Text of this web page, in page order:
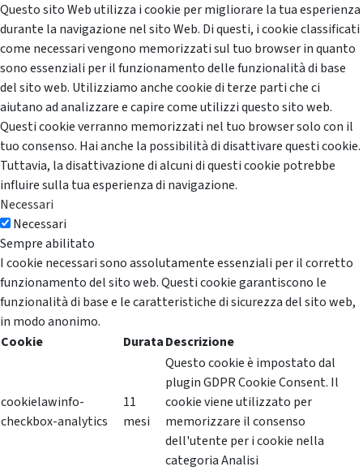
Questo sito Web utilizza i cookie per migliorare la tua esperienza
durante la navigazione nel sito Web. Di questi, i cookie classificati
come necessari vengono memorizzati sul tuo browser in quanto
sono essenziali per il funzionamento delle funzionalità di base
del sito web. Utilizziamo anche cookie di terze parti che ci
aiutano ad analizzare e capire come utilizzi questo sito web.
Questi cookie verranno memorizzati nel tuo browser solo con il
tuo consenso. Hai anche la possibilità di disattivare questi cookie.
Tuttavia, la disattivazione di alcuni di questi cookie potrebbe
influire sulla tua esperienza di navigazione.
Necessari
Necessari
Sempre abilitato
I cookie necessari sono assolutamente essenziali per il corretto
funzionamento del sito web. Questi cookie garantiscono le
funzionalità di base e le caratteristiche di sicurezza del sito web,
in modo anonimo.
Cookie
DurataDescrizione
cookielawinfo-
checkbox-analytics
11
mesi
Questo cookie è impostato dal
plugin GDPR Cookie Consent. Il
cookie viene utilizzato per
memorizzare il consenso
dell'utente per i cookie nella
categoria Analisi